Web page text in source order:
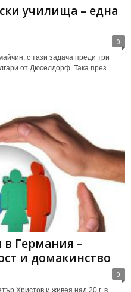
училища – една
0
с тази задача преди три
от Дюселдорф. Така през...
в Германия –
и домакинство
0